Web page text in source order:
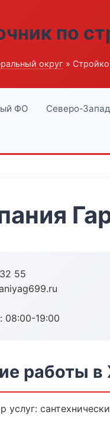
по
округ »
ФО Северо-
55
08:00-19:00
работы в
услуг: